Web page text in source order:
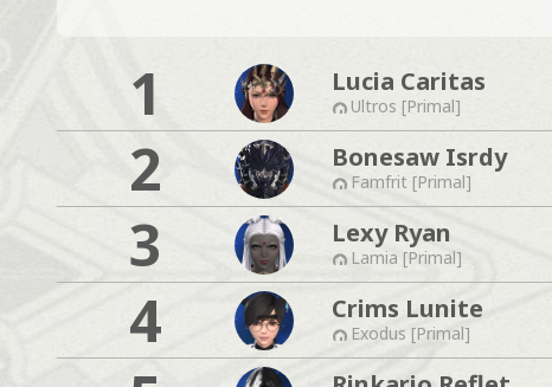
1 Lucia Caritas
Ultros [Primal]
2 Bonesaw Isrdy
Famfrit [Primal]
3 Lexy Ryan
Lamia [Primal]
4 Crims Lunite
Exodus [Primal]